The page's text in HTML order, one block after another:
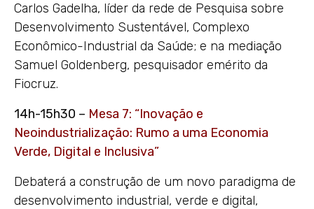
Carlos Gadelha, líder da rede de Pesquisa sobre
Desenvolvimento Sustentável, Complexo
Econômico-Industrial da Saúde; e na mediação
Samuel Goldenberg, pesquisador emérito da
Fiocruz.
14h-15h30 – Mesa 7: “Inovação e
Neoindustrialização: Rumo a uma Economia
Verde, Digital e Inclusiva”
Debaterá a construção de um novo paradigma de
desenvolvimento industrial, verde e digital,